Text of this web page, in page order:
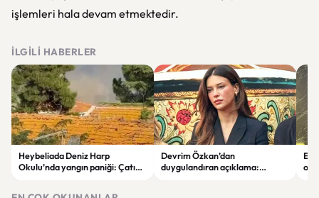
işlemleri hala devam etmektedir.
İLGILI HABERLER
Heybeliada Deniz Harp
Okulu’nda yangın paniği: Çatıda
Devrim Özkan’dan
duygulandıran açıklama: